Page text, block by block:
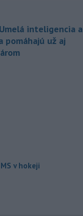
inteligencia a
pomáhajú už aj
MS v hokeji